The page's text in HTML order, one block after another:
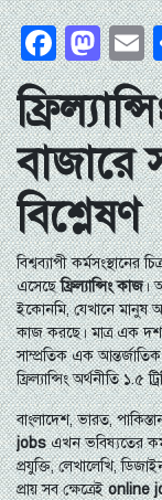
বাজারে
বিশ্লেষণ
বিশ্বব্যাপী কর্মসংস্থানের
এসেছেফ্রিল্যান্সিং কাজ।
ইকোনমি, যেখানে মানুষ
কাজ করছে। মাত্র এক
সাম্প্রতিক এক
ফ্রিল্যান্সিং অর্থনীতি ১.৫
বাংলাদেশ, ভারত,
jobsএখন ভবিষ্যতের
প্রযুক্তি, লেখালেখি,
প্রায় সব ক্ষেত্রেইonline